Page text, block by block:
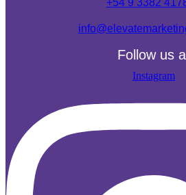
+54 9 3382
Follow us
Instagram